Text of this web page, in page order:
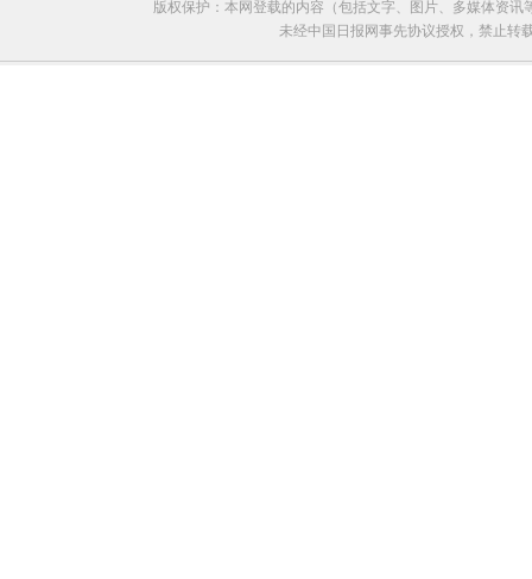
版权保护：本网登载的内容（包括文字、图片、多媒体资
未经中国日报网事先协议授权，禁止转